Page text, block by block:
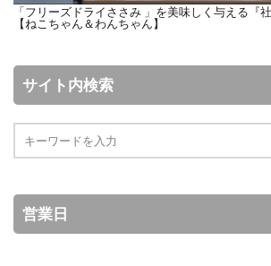
「フリーズドライささみ 」を美味しく与える『
【ねこちゃん＆わんちゃん】
サイト内検索
営業日